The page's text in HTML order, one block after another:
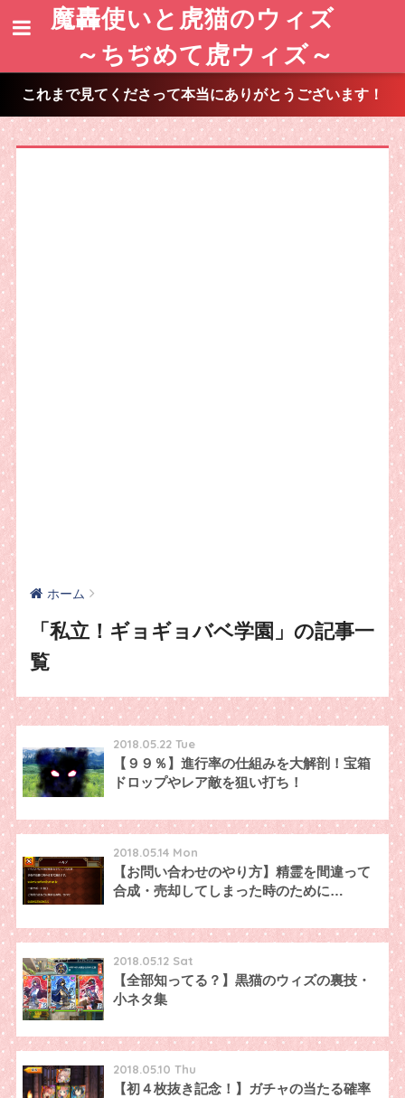
魔轟使いと虎猫のウィズ
～ちぢめて虎ウィズ～
これまで見てくださって本当にありがとうございます！
ホーム
「私立！ギョギョバベ学園」の記事一
覧
2018.05.22 Tue
【９９％】進行率の仕組みを大解剖！宝箱
ドロップやレア敵を狙い打ち！
2018.05.14 Mon
【お問い合わせのやり方】精霊を間違って
合成・売却してしまった時のために…
2018.05.12 Sat
【全部知ってる？】黒猫のウィズの裏技・
小ネタ集
2018.05.10 Thu
【初４枚抜き記念！】ガチャの当たる確率